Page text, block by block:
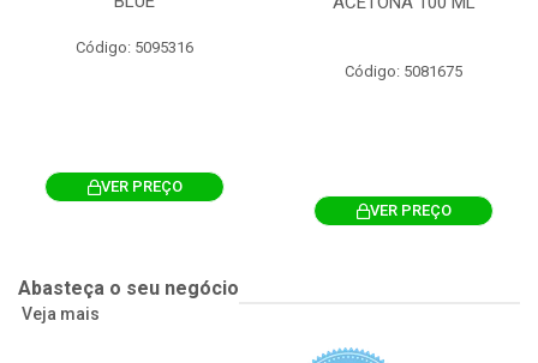
Código: 5095316
VER PREÇO
Código: 5081675
VER PREÇO
Abasteça o seu negócio
Veja mais